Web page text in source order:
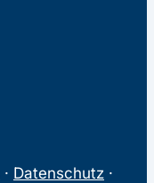
· Datenschutz ·